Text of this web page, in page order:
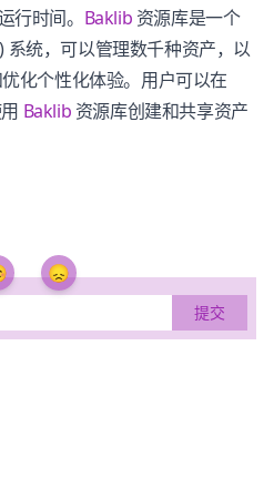
行时间。 Baklib 资源库是一个
) 系统，可以管理数千种资产，以
化个性化体验。用户可以在
Baklib 资源库创建和共享资产
😞